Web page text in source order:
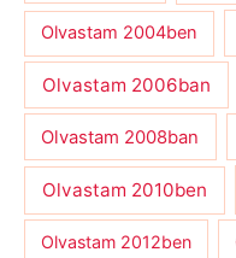
Olvastam 2004ben
Olvastam 2006ban
Olvastam 2008ban
Olvastam 2010ben
Olvastam 2012ben